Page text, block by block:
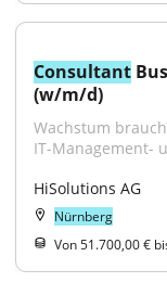
Consultant
(w/m/d)
Wachstum
IT-Management-
HiSolutions AG
Nürnberg
Von 51.700,00 €